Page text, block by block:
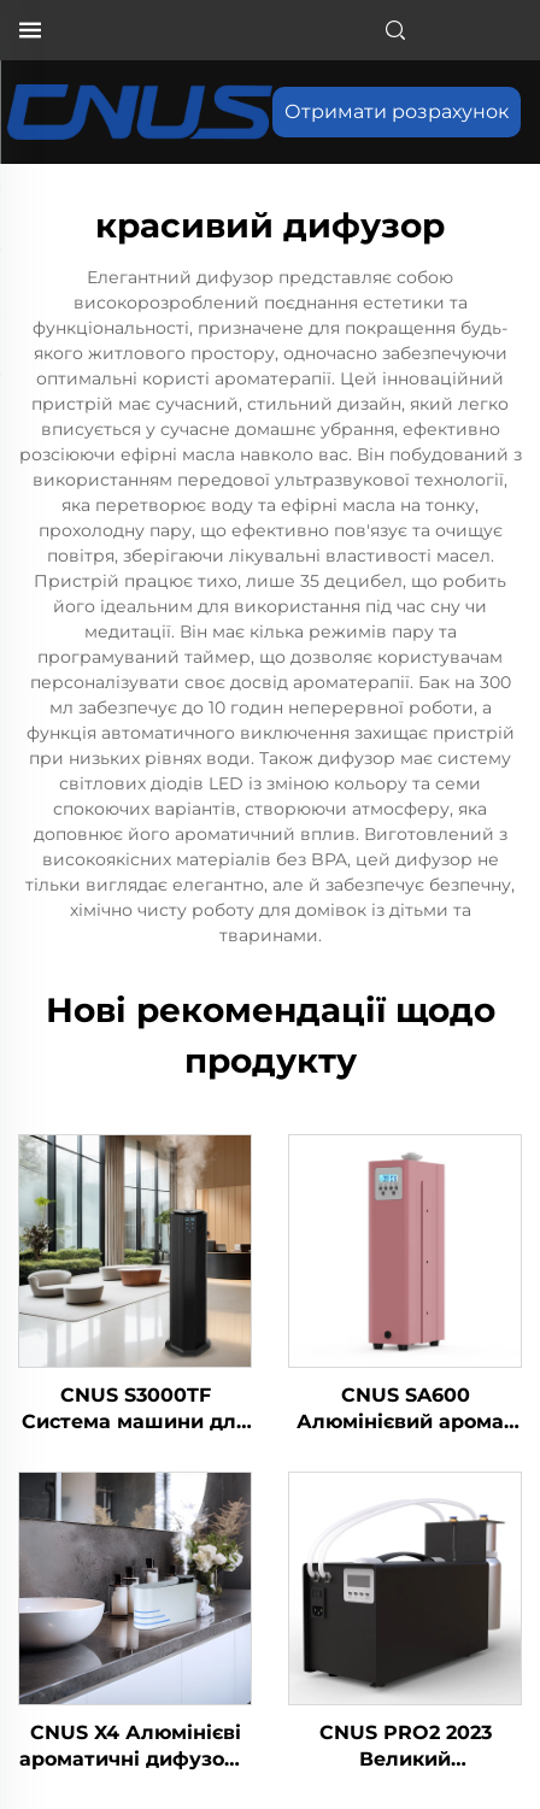
Отримати розрахунок
красивий дифузор
Елегантний дифузор представляє собою
високорозроблений поєднання естетики та
функціональності, призначене для покращення будь-
якого житлового простору, одночасно забезпечуючи
оптимальні користі ароматерапії. Цей інноваційний
пристрій має сучасний, стильний дизайн, який легко
вписується у сучасне домашнє убрання, ефективно
розсіюючи ефірні масла навколо вас. Він побудований з
використанням передової ультразвукової технології,
яка перетворює воду та ефірні масла на тонку,
прохолодну пару, що ефективно пов'язує та очищує
повітря, зберігаючи лікувальні властивості масел.
Пристрій працює тихо, лише 35 децибел, що робить
його ідеальним для використання під час сну чи
медитації. Він має кілька режимів пару та
програмуваний таймер, що дозволяє користувачам
персоналізувати своє досвід ароматерапії. Бак на 300
мл забезпечує до 10 годин неперервної роботи, а
функція автоматичного виключення захищає пристрій
при низьких рівнях води. Також дифузор має систему
світлових діодів LED із зміною кольору та семи
спокоючих варіантів, створюючи атмосферу, яка
доповнює його ароматичний вплив. Виготовлений з
високоякісних матеріалів без BPA, цей дифузор не
тільки виглядає елегантно, але й забезпечує безпечну,
хімічно чисту роботу для домівок із дітьми та
тваринами.
Нові рекомендації щодо
продукту
CNUS S3000TF
Система машини для
ароматичних олій в
готелі/коммерчній
ванній/комісії
CNUS SA600
Алюмінієвий аромат
Коммерчний аромат
Машина Електронний
аромат Безводний
hvac Диффузер
Готель
CNUS X4 Алюмінієві
ароматичні дифузори
CNUS PRO2 2023
Великий